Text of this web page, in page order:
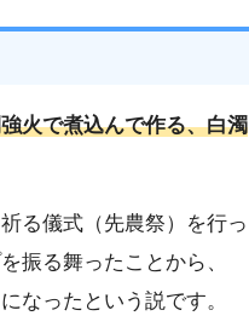
火で煮込んで作る、白濁
る儀式（先農祭）を行っ
振る舞ったことから、
なったという説です。